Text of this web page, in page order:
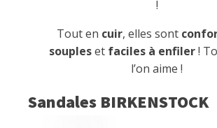
!
Tout en cuir, elles sont
soupleset faciles à enfiler!
l’on aime !
Sandales BIRKENSTOCK